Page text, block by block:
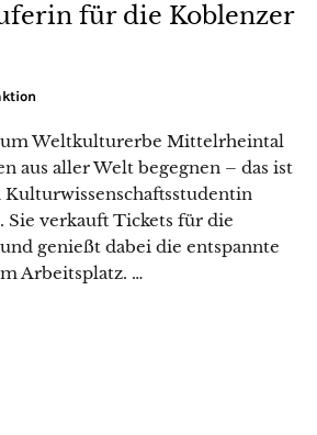
für die Koblenzer
Weltkulturerbe Mittelrheintal
aus aller Welt begegnen – das ist
Sie verkauft Tickets für die
genießt dabei die entspannte
Arbeitsplatz. …